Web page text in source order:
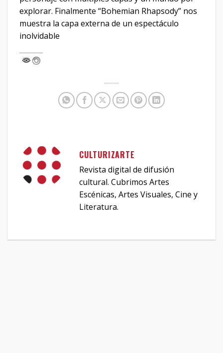
explorar. Finalmente “Bohemian Rhapsody” nos
muestra la capa externa de un espectáculo
inolvidable
CULTURIZARTE
Revista digital de difusión
cultural. Cubrimos Artes
Escénicas, Artes Visuales, Cine y
Literatura.